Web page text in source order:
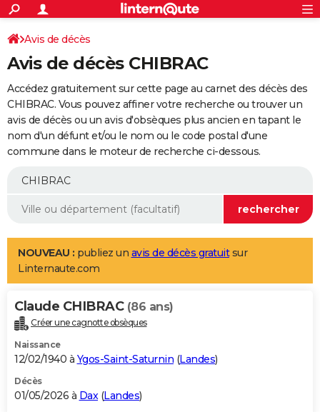
ACTUALITÉS
Politique
Société
Faits Divers
Education
Monde
Villes
+
SPORT
Coupe du monde 2026
Football
Tennis
Cyclisme
Rugby
Forum
Programme TV
TNT
Streaming
Cinéma
Sorties cinéma
Musique
+
FINANCE
Retraite
Epargne
Immobilier
Risques naturels par ville
Banque
Assurance
AUTO
Essais
Réserver un essai
Citadines
Berlines
SUV
Forum auto
+
Mobiles
Meilleur smartphone
Internet
Ordinateurs
Jeux vidéo
Guide high-tech
Aménagement intérieur
LIFESTYLE
Art de vivre
Bien-être
Loisirs
Mode
Modes de vie
Alimentation
Guide de la santé
Maladies
Médicaments
Sommeil
VOYAGE
Destinations
City break
Voyage nature
Voyage de noces
Forum
Climat
+PHOTO
GUIDES D'ACHAT
BONS PLANS
Avis de décès
Avis de décès CHIBRAC
Accédez gratuitement sur cette page au carnet des décès des
CHIBRAC. Vous pouvez affiner votre recherche ou trouver un
avis de décès ou un avis d'obsèques plus ancien en tapant le
nom d'un défunt et/ou le nom ou le code postal d'une
commune dans le moteur de recherche ci-dessous.
NOUVEAU : publiez un avis de décès gratuitsur
Linternaute.com
Claude CHIBRAC (86 ans)
Créer une cagnotte obsèques
Naissance
12/02/1940 à Ygos-Saint-Saturnin (Landes)
Décès
01/05/2026 à Dax(Landes)